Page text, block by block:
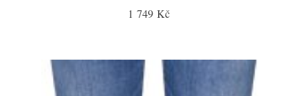
1 749 Kč